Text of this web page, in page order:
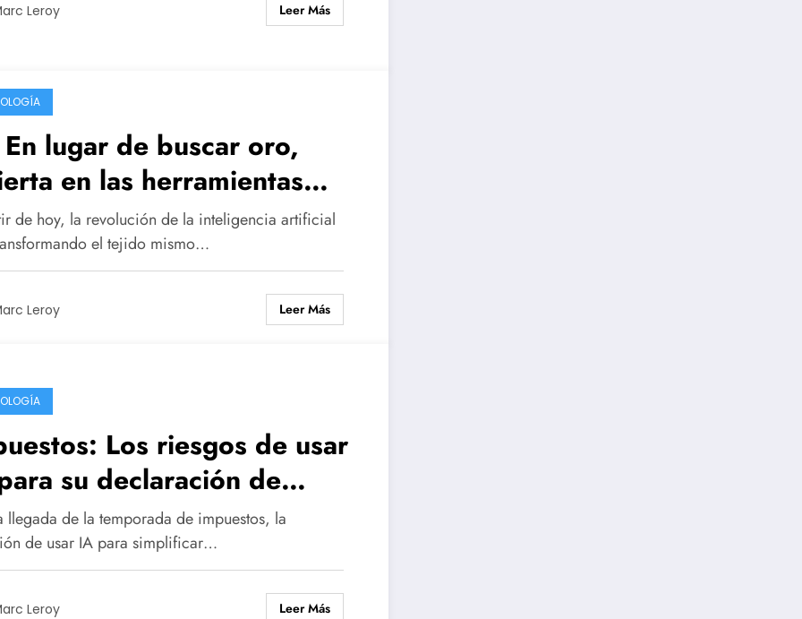
Leroy Leer Más
lugar de buscar oro,
en las herramientas
extraerlo.
de hoy, la revolución de la inteligencia artificial
el tejido mismo…
Leroy Leer Más
Los riesgos de usar
su declaración de
llegada de la temporada de impuestos, la
de usar IA para simplificar…
Leroy Leer Más